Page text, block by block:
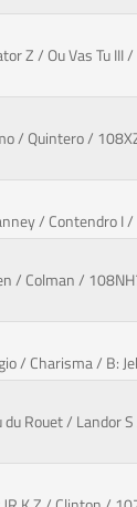
Z / Ou Vas Tu
/ Quintero /
/ Contendro I
/ Colman /
/ Charisma / B:
Rouet / Landor